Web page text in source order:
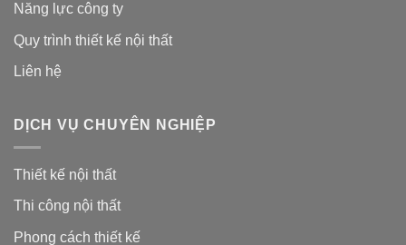
Năng lực công ty
Quy trình thiết kế nội thất
Liên hệ
DỊCH VỤ CHUYÊN NGHIỆP
Thiết kế nội thất
Thi công nội thất
Phong cách thiết kế